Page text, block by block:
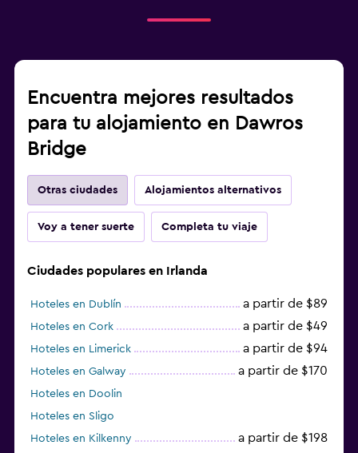
Encuentra mejores resultados
para tu alojamiento en Dawros
Bridge
Otras ciudades Alojamientos alternativos
Voy a tener suerte Completa tu viaje
Ciudades populares en Irlanda
Hoteles en Dublín a partir de $89
Hoteles en Cork a partir de $49
Hoteles en Limerick a partir de $94
Hoteles en Galway a partir de $170
Hoteles en Doolin
Hoteles en Sligo
Hoteles en Kilkenny
a partir de $198